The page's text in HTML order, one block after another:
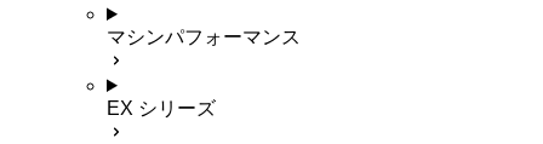
マシンパフォーマンス
EX シリーズ